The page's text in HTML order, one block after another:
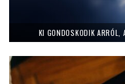
KI GONDOSKODIK ARRÓL,